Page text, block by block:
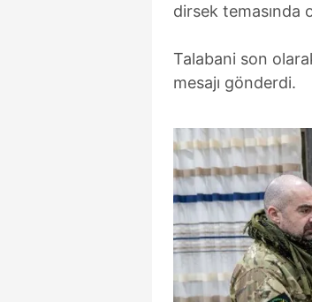
dirsek temasında
Talabani son
mesajı gönderdi.